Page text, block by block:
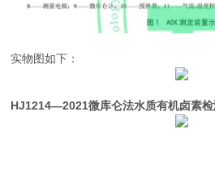
实物图如下：
HJ1214—2021微库仑法水质有机卤素